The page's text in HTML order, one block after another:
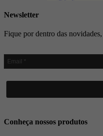
Newsletter
Fique por dentro das
Conheça nossos produtos